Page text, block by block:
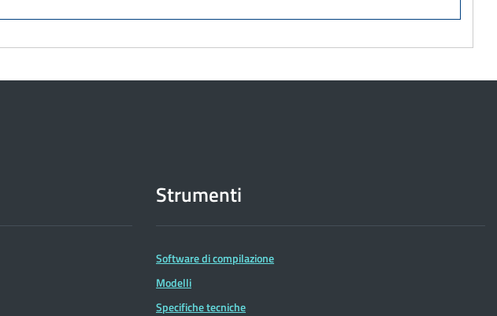
Strumenti
Software di compilazione
Modelli
Specifiche tecniche